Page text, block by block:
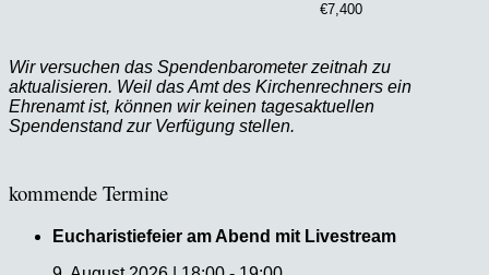
€7,400
Wir versuchen das Spendenbarometer zeitnah zu
aktualisieren. Weil das Amt des Kirchenrechners ein
Ehrenamt ist, können wir keinen tagesaktuellen
Spendenstand zur Verfügung stellen.
kommende Termine
Eucharistiefeier am Abend mit Livestream